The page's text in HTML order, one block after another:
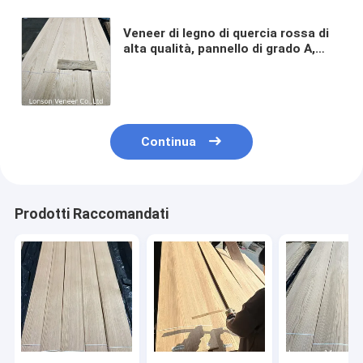
Veneer di legno di quercia rossa di
alta qualità, pannello di grado A,
Continua
Prodotti Raccomandati